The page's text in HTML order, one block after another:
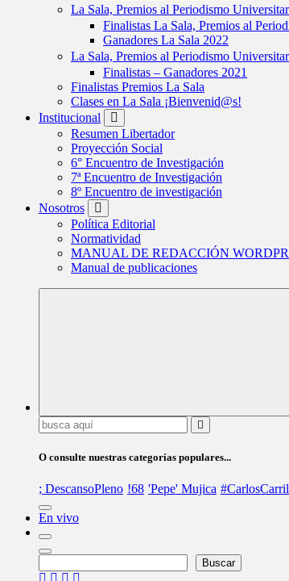
La Sala, Premios al Periodismo
Finalistas La Sala, Premios al
Ganadores La Sala 2022
La Sala, Premios al Periodismo
Finalistas – Ganadores 2021
Finalistas Premios La Sala
Clases en La Sala ¡Bienvenid@s!
Institucional
Resumen Libertador
Proyección Social
6° Encuentro de Investigación
7ª Encuentro de Investigación
8º Encuentro de investigación
Nosotros
Política Editorial
Normatividad
MANUAL DE REDACCIÓN
Manual de publicaciones
Buscar:
O consulte nuestras categorías populares...
; DescansoPleno !68 'Pepe' Mujica
En vivo
Buscar